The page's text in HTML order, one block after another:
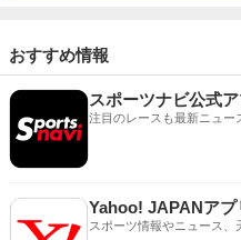
おすすめ情報
スポーツナビ公式ア
注目のレースも最新ニュー
Yahoo! JAPANアプ
スポーツ情報やニュース、